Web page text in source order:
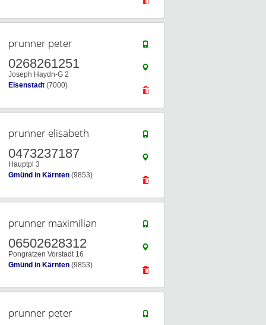
prunner peter
0268261251
Joseph Haydn-G 2
Eisenstadt (7000)
prunner elisabeth
0473237187
Hauptpl 3
Gmünd in Kärnten (9853)
prunner maximilian
06502628312
Pongratzen Vorstadt 16
Gmünd in Kärnten (9853)
prunner peter